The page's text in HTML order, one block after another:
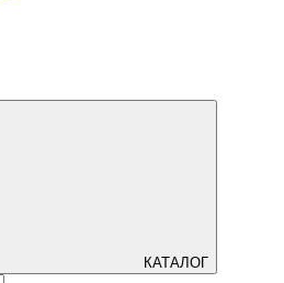
КАТАЛОГ